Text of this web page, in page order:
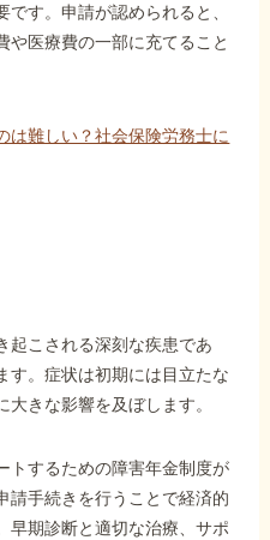
す。申請が認められると、
や医療費の一部に充てること
は難しい？社会保険労務士に
起こされる深刻な疾患であ
す。症状は初期には目立たな
きな影響を及ぼします。
トするための障害年金制度が
請手続きを行うことで経済的
早期診断と適切な治療、サポ